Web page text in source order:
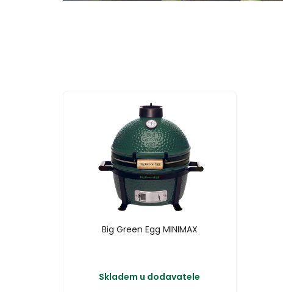
Big Green Egg MINIMAX
Skladem u dodavatele